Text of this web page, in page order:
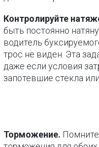
Контролируйте
быть постоянно
водитель
трос не виден. Эта
даже если условия
запотевшие стекла
Торможение.